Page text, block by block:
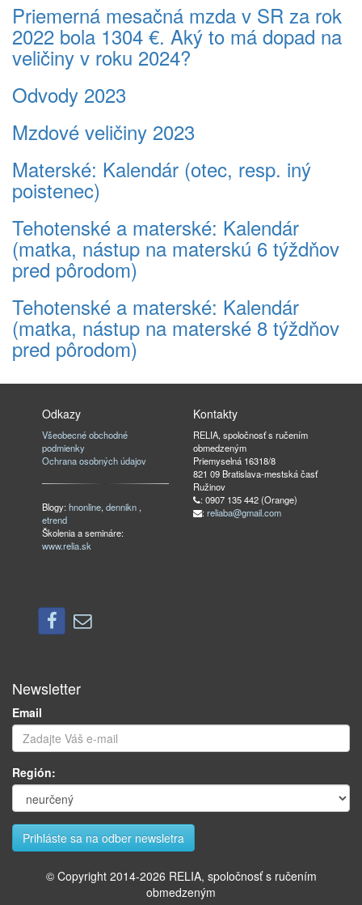
Priemerná mesačná mzda v SR za rok
2022 bola 1304 €. Aký to má dopad na
veličiny v roku 2024?
Odvody 2023
Mzdové veličiny 2023
Materské: Kalendár (otec, resp. iný
poistenec)
Tehotenské a materské: Kalendár
(matka, nástup na materskú 6 týždňov
pred pôrodom)
Tehotenské a materské: Kalendár
(matka, nástup na materské 8 týždňov
pred pôrodom)
Odkazy
Všeobecné obchodné
podmienky
Ochrana osobných údajov
Blogy:hnonline,dennikn ,
etrend
Školenia a semináre:
www.relia.sk
Kontakty
RELIA, spoločnosť s ručením
obmedzeným
Priemyselná 16318/8
821 09 Bratislava-mestská časť
Ružinov
: 0907 135 442 (Orange)
: reliaba@gmail.com
Newsletter
Email
Región:
© Copyright 2014-2026 RELIA, spoločnosť s ručením
obmedzeným